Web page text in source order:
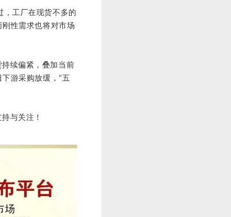
，工厂在现货不多的
性需求也将对市场
续偏紧，叠加当前
游采购放缓，“五
与关注！